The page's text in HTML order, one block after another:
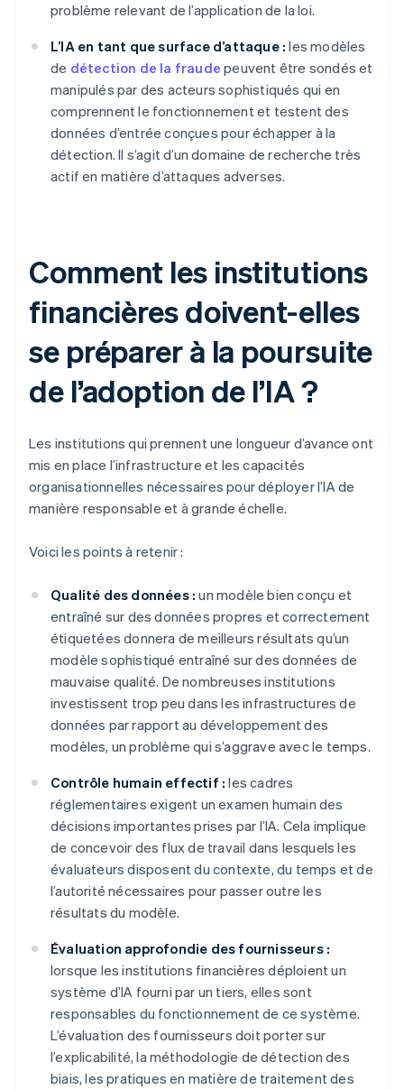
problème relevant de l’application de la loi.
L’IA en tant que surface d’attaque : les modèles
de détection de la fraude peuvent être sondés et
manipulés par des acteurs sophistiqués qui en
comprennent le fonctionnement et testent des
données d’entrée conçues pour échapper à la
détection. Il s’agit d’un domaine de recherche très
actif en matière d’attaques adverses.
Comment les institutions
financières doivent-elles
se préparer à la poursuite
de l’adoption de l’IA ?
Les institutions qui prennent une longueur d’avance ont
mis en place l’infrastructure et les capacités
organisationnelles nécessaires pour déployer l’IA de
manière responsable et à grande échelle.
Voici les points à retenir :
Qualité des données : un modèle bien conçu et
entraîné sur des données propres et correctement
étiquetées donnera de meilleurs résultats qu’un
modèle sophistiqué entraîné sur des données de
mauvaise qualité. De nombreuses institutions
investissent trop peu dans les infrastructures de
données par rapport au développement des
modèles, un problème qui s’aggrave avec le temps.
Contrôle humain effectif : les cadres
réglementaires exigent un examen humain des
décisions importantes prises par l’IA. Cela implique
de concevoir des flux de travail dans lesquels les
évaluateurs disposent du contexte, du temps et de
l’autorité nécessaires pour passer outre les
résultats du modèle.
Évaluation approfondie des fournisseurs :
lorsque les institutions financières déploient un
système d’IA fourni par un tiers, elles sont
responsables du fonctionnement de ce système.
L’évaluation des fournisseurs doit porter sur
l’explicabilité, la méthodologie de détection des
biais, les pratiques en matière de traitement des